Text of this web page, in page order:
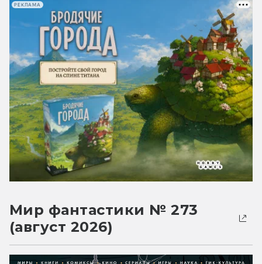
РЕКЛАМА
Мир фантастики № 273
(август 2026)